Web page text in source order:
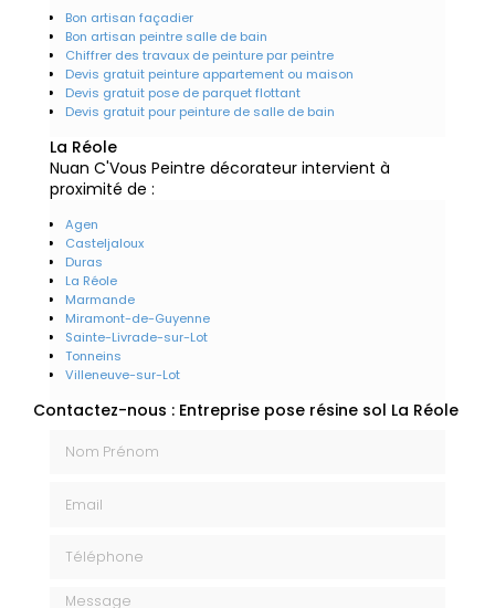
Bon artisan façadier
Bon artisan peintre salle de bain
Chiffrer des travaux de peinture par peintre
Devis gratuit peinture appartement ou maison
Devis gratuit pose de parquet flottant
Devis gratuit pour peinture de salle de bain
La Réole
Nuan C'Vous Peintre décorateur intervient à
proximité de :
Agen
Casteljaloux
Duras
La Réole
Marmande
Miramont-de-Guyenne
Sainte-Livrade-sur-Lot
Tonneins
Villeneuve-sur-Lot
Contactez-nous : Entreprise pose résine sol La Réole
Message